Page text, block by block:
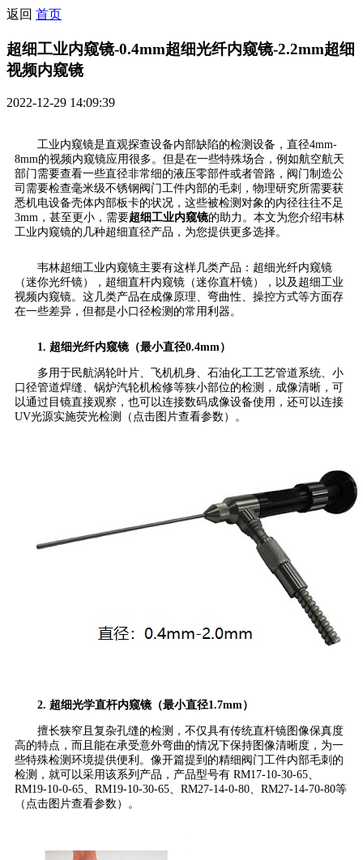
返回 首页
超细工业内窥镜-0.4mm超细光纤内窥镜-2.2mm超细
视频内窥镜
2022-12-29 14:09:39
工业内窥镜是直观探查设备内部缺陷的检测设备，直径4mm-
8mm的视频内窥镜应用很多。但是在一些特殊场合，例如航空航天
部门需要查看一些直径非常细的液压零部件或者管路，阀门制造公
司需要检查毫米级不锈钢阀门工件内部的毛刺，物理研究所需要获
悉机电设备壳体内部板卡的状况，这些被检测对象的内径往往不足
3mm，甚至更小，需要超细工业内窥镜的助力。本文为您介绍韦林
工业内窥镜的几种超细直径产品，为您提供更多选择。
韦林超细工业内窥镜主要有这样几类产品：超细光纤内窥镜
（迷你光纤镜），超细直杆内窥镜（迷你直杆镜），以及超细工业
视频内窥镜。这几类产品在成像原理、弯曲性、操控方式等方面存
在一些差异，但都是小口径检测的常用利器。
1. 超细光纤内窥镜（最小直径0.4mm）
多用于民航涡轮叶片、飞机机身、石油化工工艺管道系统、小
口径管道焊缝、锅炉汽轮机检修等狭小部位的检测，成像清晰，可
以通过目镜直接观察，也可以连接数码成像设备使用，还可以连接
UV光源实施荧光检测（点击图片查看参数）。
2. 超细光学直杆内窥镜（最小直径1.7mm）
擅长狭窄且复杂孔缝的检测，不仅具有传统直杆镜图像保真度
高的特点，而且能在承受意外弯曲的情况下保持图像清晰度，为一
些特殊检测环境提供便利。像开篇提到的精细阀门工件内部毛刺的
检测，就可以采用该系列产品，产品型号有 RM17-10-30-65、
RM19-10-0-65、RM19-10-30-65、RM27-14-0-80、RM27-14-70-80等
（点击图片查看参数）。